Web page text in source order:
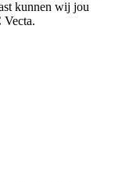
kunnen wij jou